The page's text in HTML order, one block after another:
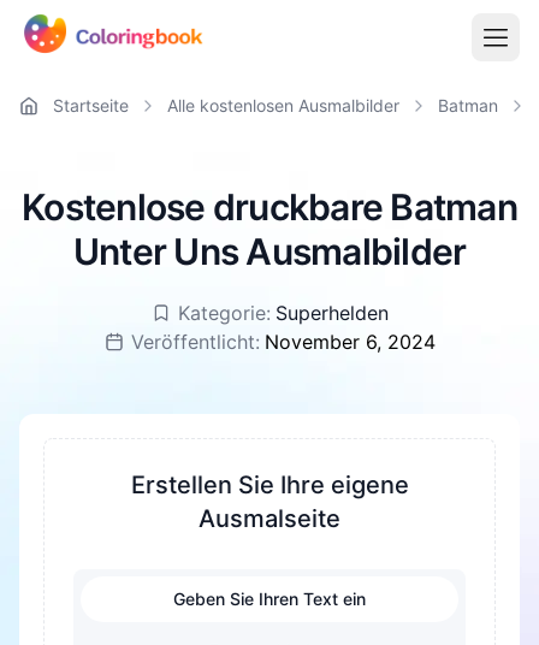
Startseite Alle kostenlosen Ausmalbilder Batman
Kostenlose druckbare Batman
Unter Uns Ausmalbilder
Kategorie: Superhelden
Veröffentlicht: November 6, 2024
Erstellen Sie Ihre eigene
Ausmalseite
Geben Sie Ihren Text ein